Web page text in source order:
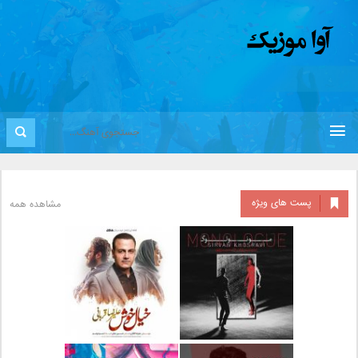
پست های ویژه مشاهده همه